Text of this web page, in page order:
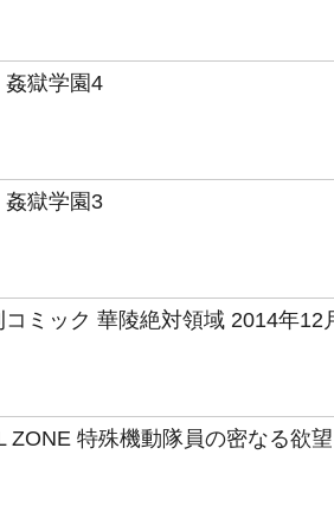
姦獄学園4
姦獄学園3
コミック 華陵絶対領域 2014年12
ZONE 特殊機動隊員の密なる欲望